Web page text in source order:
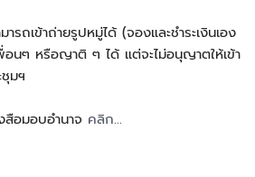
ถเข้าถ่ายรูปหมู่ได้ (จองและชำระเงินเอง
นๆ หรือญาติ ๆ ได้ แต่จะไม่อนุญาตให้เข้า
มฯ
อมอบอำนาจ คลิก…